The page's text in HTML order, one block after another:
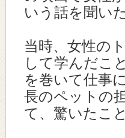
いう話を聞い
当時、女性の
して学んだこ
を巻いて仕事
長のペットの
て、驚いたこ